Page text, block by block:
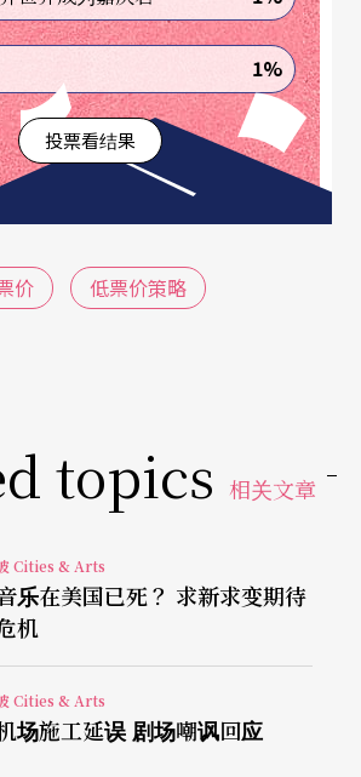
也经常出现三百至四百的高票
月均所得不过五、六千人民币，
的一般都市大众而言，确实是沉
场舞台剧或音乐会的平均票价能
票价，所谓的高雅艺术普遍地成
消费对象就指日可待了。但这种
的，原因很清楚：表演艺术的制
得付出的成本，限制了它的市场
文化消费
不少城市都推出了文化惠民办
三日启动了首届惠民文化消费
的文化活动优惠办法，以卅元走
电影院为号召，提供三百场戏剧
价，并发了一百万张惠民卡，目
1%
投票看结果
价 低票价策略
topics 相关文章
Cities & Arts
乐在美国已死？ 求新求变期待
机
Cities & Arts
场施工延误 剧场嘲讽回应